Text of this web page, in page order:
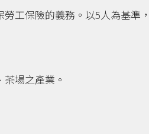
勞工保險的義務。以5人為基準
場之產業。